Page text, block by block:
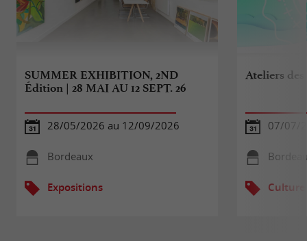
SUMMER EXHIBITION, 2ND
Édition | 28 MAI AU 12 SEPT. 26
28/05/2026 au 12/09/2026
Bordeaux
Expositions
Ateliers des
07/07/
Culture